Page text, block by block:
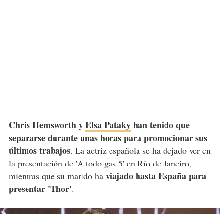
Chris Hemsworth yElsa Patakyhan tenido que
separarse durante unas horas para promocionar sus
últimos trabajos. La actriz española se ha dejado ver en
la presentación de 'A todo gas 5' en Río de Janeiro,
mientras que su marido ha viajado hasta España para
presentar 'Thor'.